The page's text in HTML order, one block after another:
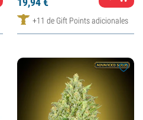
+11 de Gift Points adicionales